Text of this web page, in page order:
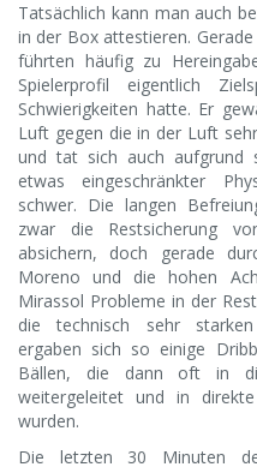
Tatsächlich kann man auch
in der Box attestieren.
führten häufig zu
Spielerprofil eigentlich
Schwierigkeiten hatte. Er
Luft gegen die in der Luft
und tat sich auch aufgrund
etwas eingeschränkter
schwer. Die langen
zwar die Restsicherung
absichern, doch gerade
Moreno und die hohen
Mirassol Probleme in der
die technisch sehr
ergaben sich so einige
Bällen, die dann oft in
weitergeleitet und in direkte
wurden.
Die letzten 30 Minuten